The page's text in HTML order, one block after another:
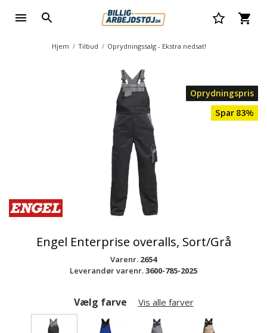
Hjem Tilbud Oprydningssalg - Ekstra nedsat!
Oprydningspris
Spar 83%
Engel Enterprise overalls, Sort/Grå
Varenr. 2654
Leverandør varenr.3600-785-2025
Vælg farve Vis alle farver